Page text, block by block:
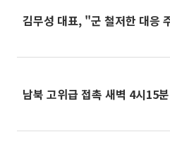
김무성 대표, "군 철저한 대응
남북 고위급 접촉 새벽 4시15